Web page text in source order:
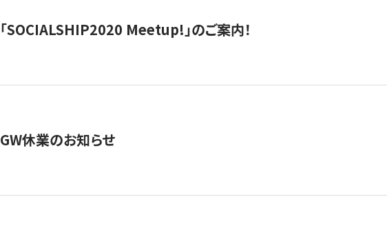
「SOCIALSHIP2020 Meetup!」のご案内！
GW休業のお知らせ